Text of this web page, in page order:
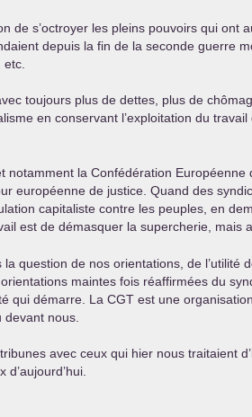
s’octroyer les pleins pouvoirs qui ont
depuis la fin de la seconde guerre
toujours plus de dettes, plus de
en conservant l’exploitation du
notamment la Confédération Européenne
européenne de justice. Quand des
capitaliste contre les peuples, en
est de démasquer la supercherie, mais
la question de nos orientations, de l’utilité
maintes fois réaffirmées du
qui démarre. La CGT est une
nous.
avec ceux qui hier nous traitaient